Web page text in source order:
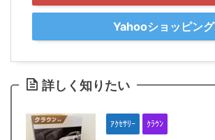
Yahooショッピング
詳しく知りたい
ｱｸｾｻﾘｰ ｸﾗｳﾝ